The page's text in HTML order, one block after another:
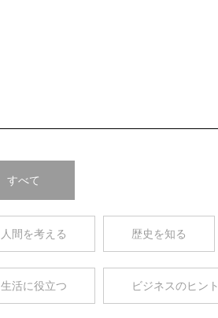
すべて
人間を考える 歴史を知る
生活に役立つ ビジネスのヒント